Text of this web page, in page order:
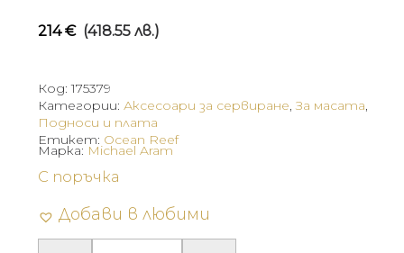
214€ (418.55 лв.)
Код:175379
Категории: Аксесоари за сервиране,За масата,
Подноси и плата
Етикет: Ocean Reef
С поръчка
Добави в любими
Марка: Michael Aram